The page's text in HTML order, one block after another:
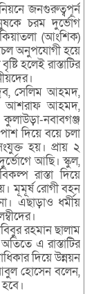
জনগুরুত্বপূর্ন
চরম দুর্ভোগ
(আংশিক)
অনুপযোগী হয়ে
হলেই রাস্তাটির
সেলিম আহমদ,
আশরাফ আহমদ,
নবাবগঞ্জ
দিয়ে বয়ে চলা
হয়। প্রায় ২
আছি। স্কুল,
রাস্তা দিয়ে
মূমূর্ষ রোগী বহন
এছাড়াও ধর্মীয়
রহমান ছালাম
এ রাস্তাটির
দিয়ে উন্নয়ন
হোসেন বলেন,